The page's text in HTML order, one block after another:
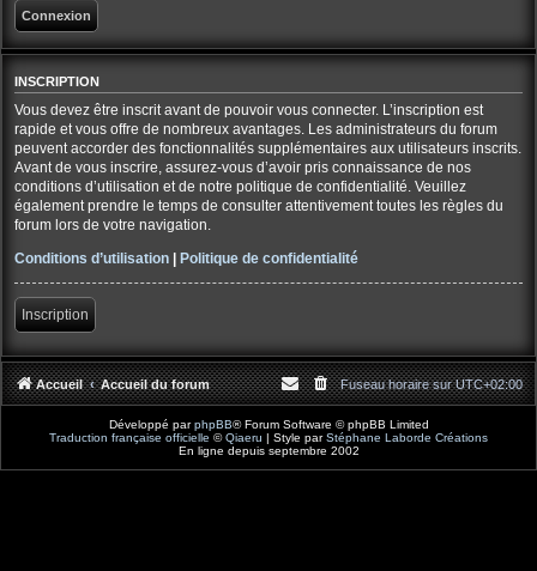
INSCRIPTION
Vous devez être inscrit avant de pouvoir vous connecter. L’inscription est
rapide et vous offre de nombreux avantages. Les administrateurs du forum
peuvent accorder des fonctionnalités supplémentaires aux utilisateurs inscrits.
Avant de vous inscrire, assurez-vous d’avoir pris connaissance de nos
conditions d’utilisation et de notre politique de confidentialité. Veuillez
également prendre le temps de consulter attentivement toutes les règles du
forum lors de votre navigation.
Conditions d’utilisation | Politique de confidentialité
Inscription
Accueil Accueil du forum Fuseau horaire surUTC+02:00
Développé parphpBB® Forum Software © phpBB Limited
Traduction française officielle ©Qiaeru | Style parStéphane Laborde Créations
En ligne depuis septembre 2002